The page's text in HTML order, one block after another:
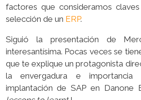
factores que consideramos
selección de un ERP.
Siguió la presentación de
interesantísima. Pocas veces se
que te explique un protagonista
la envergadura e
implantación de SAP en Danone